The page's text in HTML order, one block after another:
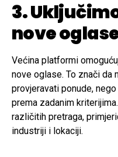
3.
nove
Većina platformi
nove oglase. To znači da
provjeravati ponude,
prema zadanim
različitih pretraga,
industriji i lokaciji.